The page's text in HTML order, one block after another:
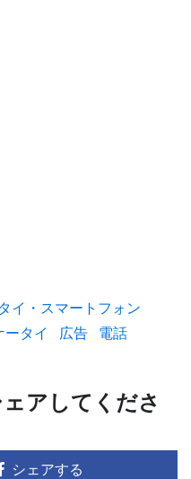
イ・スマートフォン
ータイ 広告 電話
アしてくださ
シェアする